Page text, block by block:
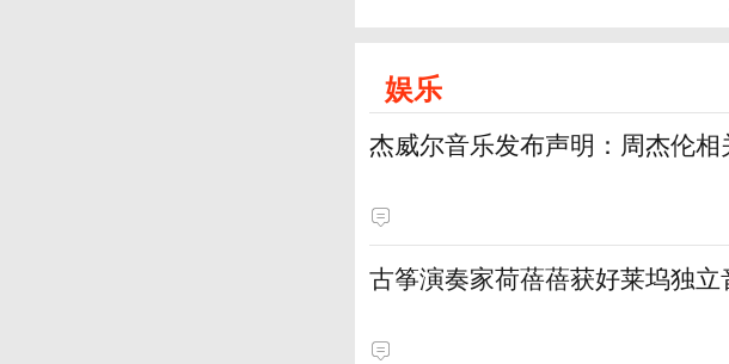
娱乐
杰威尔音乐发布声明：周杰伦
古筝演奏家荷蓓蓓获好莱坞独立